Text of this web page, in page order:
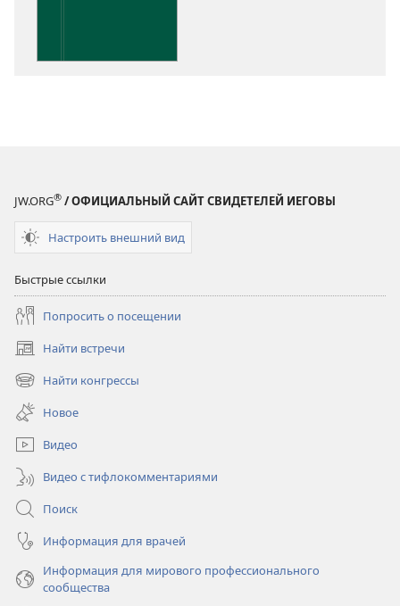
JW.ORG® / ОФИЦИАЛЬНЫЙ САЙТ СВИДЕТЕЛЕЙ ИЕГОВЫ
Настроить внешний вид
Быстрые ссылки
Попросить о посещении
Найти встречи
(открывается
в
новом
окне)
Найти конгрессы
(открывается
новом
окне)
Новое
Видео
Видео с тифлокомментариями
Поиск
Информация для врачей
Информация для мирового профессионального
сообщества